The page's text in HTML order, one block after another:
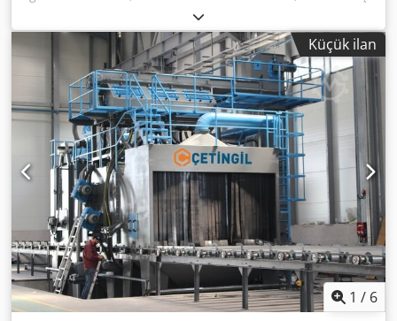
Makine Genel ölçüler: Genişlik: 3850 mm Derinlik: 2400
mm Yükseklik: 400 mm Ağırlık: 180 kg Emme yüzeyi: 3540 ×
1400 mm Kanal bağlantı çapı: Ø 250 mm Codpfszk A I Nex
Alforf - Vakum ünitesi/fan dahil değildir.
Küçük ilan
1 / 6